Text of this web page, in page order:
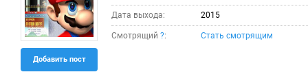
Дата выхода: 2015
Смотрящий ?: Стать смотрящим
Добавить пост